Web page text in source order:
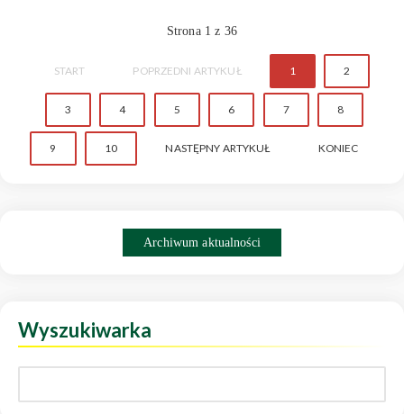
Strona 1 z 36
START POPRZEDNI ARTYKUŁ 1 2
3 4 5 6 7 8
9 10 NASTĘPNY ARTYKUŁ KONIEC
Archiwum aktualności
Wyszukiwarka